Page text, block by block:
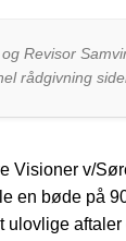
Revisor
rådgivning
Visioner v/
en bøde på
ulovlige aftaler